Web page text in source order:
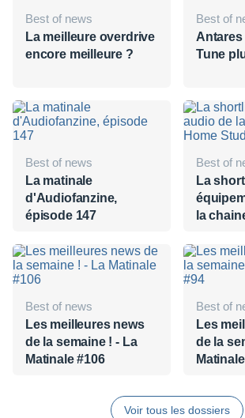
Best of news
La meilleure overdrive
encore meilleure ?
Best of
Tune
Best of news
La matinale
d'Audiofanzine,
épisode 147
Best of
La
la
Best of news
Les meilleures news
de la semaine ! - La
Matinale #106
Best of
Les
de la
Voir tous les dossiers